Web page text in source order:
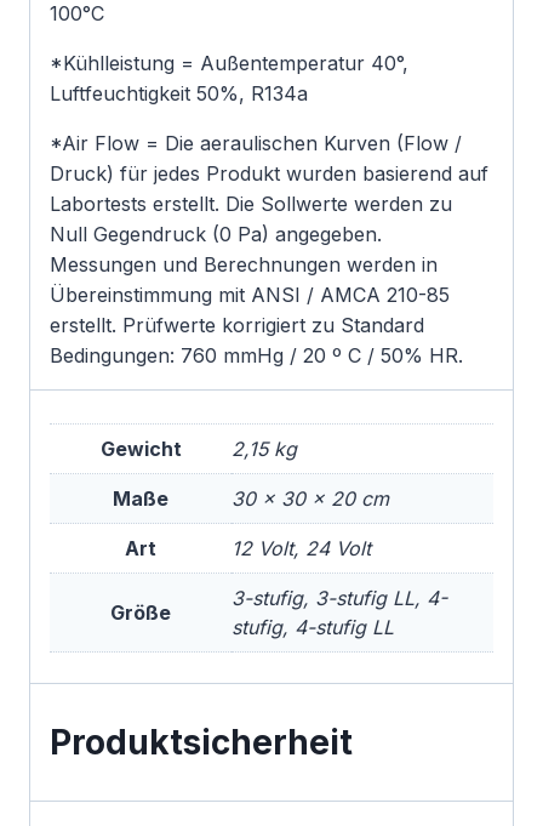
100°C
*Kühlleistung = Außentemperatur 40°,
Luftfeuchtigkeit 50%, R134a
*Air Flow = Die aeraulischen Kurven (Flow /
Druck) für jedes Produkt wurden basierend auf
Labortests erstellt. Die Sollwerte werden zu
Null Gegendruck (0 Pa) angegeben.
Messungen und Berechnungen werden in
Übereinstimmung mit ANSI / AMCA 210-85
erstellt. Prüfwerte korrigiert zu Standard
Bedingungen: 760 mmHg / 20 º C / 50% HR.
Gewicht 2,15 kg
Maße 30 × 30 × 20 cm
Art 12 Volt, 24 Volt
Größe
3-stufig, 3-stufig LL, 4-
stufig, 4-stufig LL
Produktsicherheit